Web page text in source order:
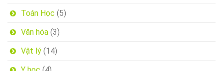
Toán Học (5)
Văn hóa (3)
Vật lý (14)